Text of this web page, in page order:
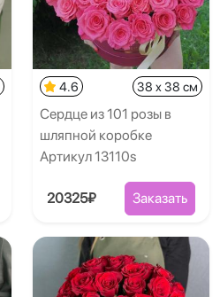
4.6 38 x 38 см
Сердце из 101 розы в
шляпной коробке
Артикул 13110s
20325₽ Заказать